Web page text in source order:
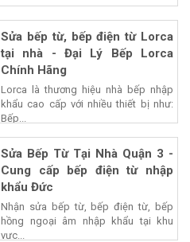
Sửa bếp từ, bếp điện từ Lorca
tại nhà - Đại Lý Bếp Lorca
Chính Hãng
Lorca là thương hiệu nhà bếp nhập
khẩu cao cấp với nhiều thiết bị như:
Bếp...
Sửa Bếp Từ Tại Nhà Quận 3 -
Cung cấp bếp điện từ nhập
khẩu Đức
Nhận sửa bếp từ, bếp điện từ, bếp
hồng ngoại âm nhập khẩu tại khu
vực...